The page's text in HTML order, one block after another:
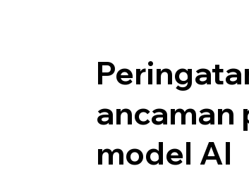
ancaman
model AI